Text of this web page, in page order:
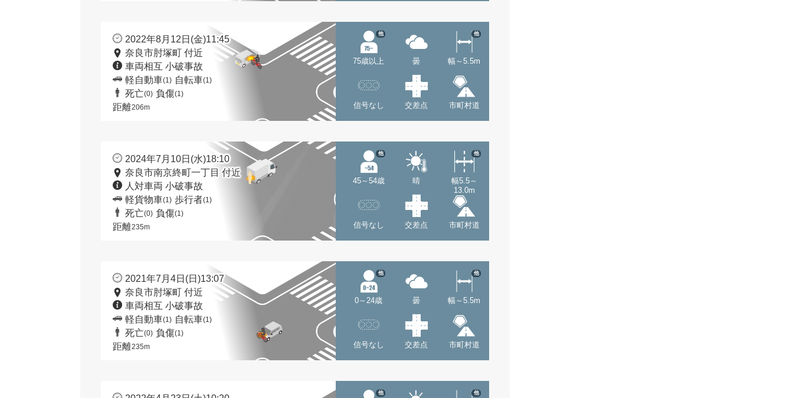
2022年8月12日(金)11:45
奈良市肘塚町 付近
車両相互 小破事故
軽自動車(1) 自転車(1)
死亡(0) 負傷(1)
距離206m
75歳以上
他
曇 幅～5.5m
他
信号なし 交差点 市町村道
2024年7月10日(水)18:10
奈良市南京終町一丁目 付近
人対車両 小破事故
軽貨物車(1) 歩行者(1)
死亡(0) 負傷(1)
距離235m
45～54歳
他
晴
幅5.5～
13.0m
他
信号なし 交差点 市町村道
2021年7月4日(日)13:07
奈良市肘塚町 付近
車両相互 小破事故
軽自動車(1) 自転車(1)
死亡(0) 負傷(1)
距離235m
0～24歳
他
曇 幅～5.5m
他
信号なし 交差点 市町村道
他 他